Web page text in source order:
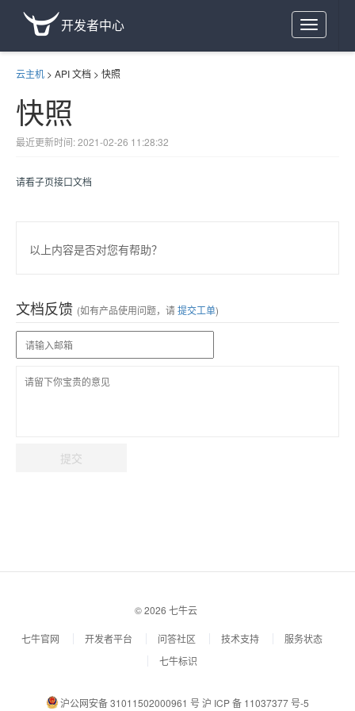
Toggle
navigation
开发者中心
云主机 > API 文档 > 快照
快照
最近更新时间: 2021-02-26 11:28:32
请看子页接口文档
以上内容是否对您有帮助？
文档反馈 (如有产品使用问题，请提交工单)
提交
© 2026 七牛云
七牛官网 开发者平台 问答社区 技术支持
服务状态
七牛标识
沪公网安备 31011502000961 号 沪 ICP 备 11037377 号-5